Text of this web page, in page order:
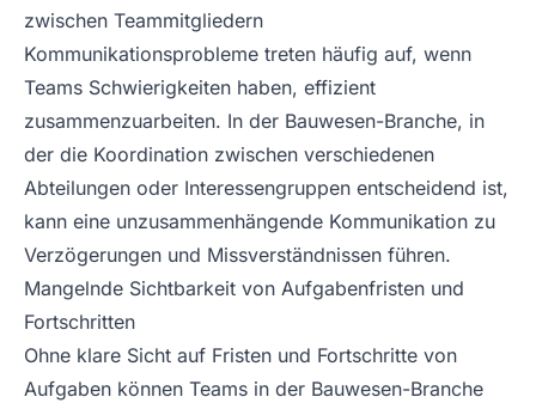
zwischen Teammitgliedern
Kommunikationsprobleme treten häufig auf, wenn
Teams Schwierigkeiten haben, effizient
zusammenzuarbeiten. In der Bauwesen-Branche, in
der die Koordination zwischen verschiedenen
Abteilungen oder Interessengruppen entscheidend ist,
kann eine unzusammenhängende Kommunikation zu
Verzögerungen und Missverständnissen führen.
Mangelnde Sichtbarkeit von Aufgabenfristen und
Fortschritten
Ohne klare Sicht auf Fristen und Fortschritte von
Aufgaben können Teams in der Bauwesen-Branche